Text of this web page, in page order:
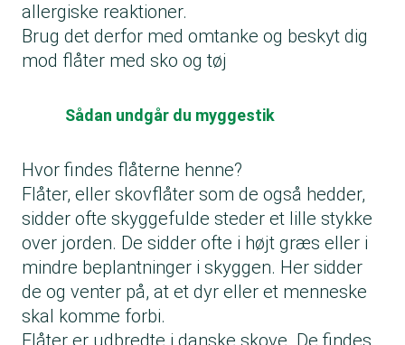
allergiske reaktioner.
Brug det derfor med omtanke og beskyt dig
mod flåter med sko og tøj
Sådan undgår du myggestik
Hvor findes flåterne henne?
Flåter, eller skovflåter som de også hedder,
sidder ofte skyggefulde steder et lille stykke
over jorden. De sidder ofte i højt græs eller i
mindre beplantninger i skyggen. Her sidder
de og venter på, at et dyr eller et menneske
skal komme forbi.